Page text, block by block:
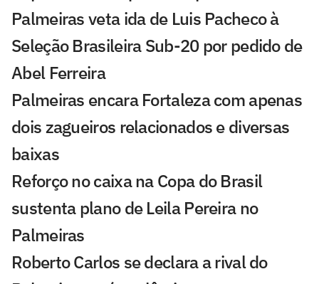
Palmeiras veta ida de Luis Pacheco à
Seleção Brasileira Sub-20 por pedido de
Abel Ferreira
Palmeiras encara Fortaleza com apenas
dois zagueiros relacionados e diversas
baixas
Reforço no caixa na Copa do Brasil
sustenta plano de Leila Pereira no
Palmeiras
Roberto Carlos se declara a rival do